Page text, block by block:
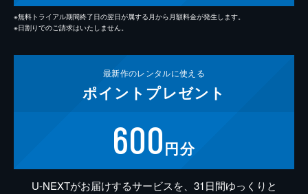
※無料トライアル期間終了日の翌日が属する月から月額料金が発生します。
※日割りでのご請求はいたしません。
最新作のレンタルに使える
ポイント プレゼント
600円分
U-NEXTがお届けするサービスを、31日間ゆっくりと